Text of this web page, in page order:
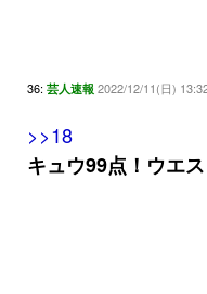
36: 芸人速報 2022/12/11(日)
>>18
キュウ99点！ウエ